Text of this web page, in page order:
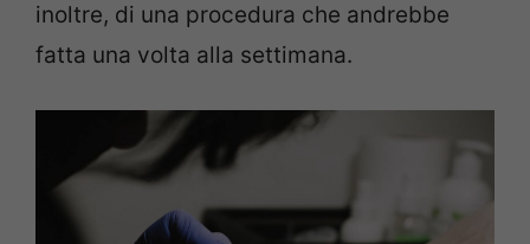
inoltre, di una procedura che andrebbe
fatta una volta alla settimana.